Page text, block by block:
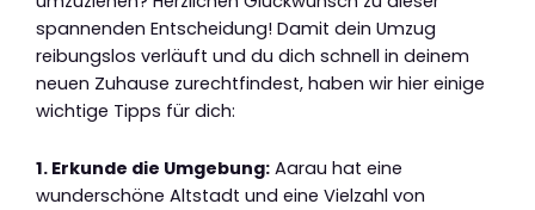
spannenden Entscheidung! Damit dein Umzug
reibungslos verläuft und du dich schnell in deinem
neuen Zuhause zurechtfindest, haben wir hier einige
wichtige Tipps für dich:
1. Erkunde die Umgebung: Aarau hat eine
wunderschöne Altstadt und eine Vielzahl von